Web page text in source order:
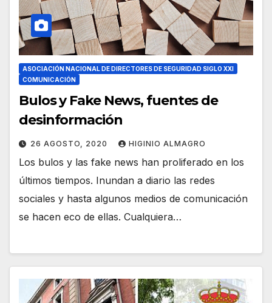
ASOCIACIÓN NACIONAL DE DIRECTORES DE SEGURIDAD SIGLO XXI
COMUNICACIÓN
Bulos y Fake News, fuentes de
desinformación
26 AGOSTO, 2020 HIGINIO ALMAGRO
Los bulos y las fake news han proliferado en los
últimos tiempos. Inundan a diario las redes
sociales y hasta algunos medios de comunicación
se hacen eco de ellas. Cualquiera…